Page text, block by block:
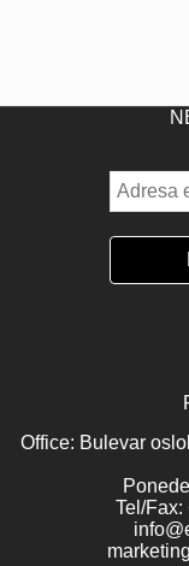
Office: Bulevar
Tel/Fax: